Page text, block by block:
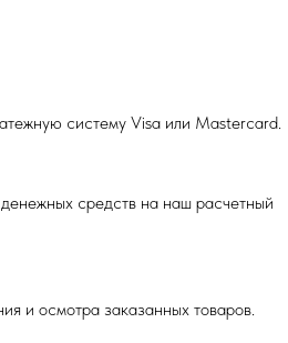
систему Visa или Mastercard.
средств на наш расчетный
и осмотра заказанных товаров.